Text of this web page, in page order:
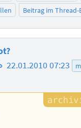
Beitrag im Thread-
22.01.2010 07:23